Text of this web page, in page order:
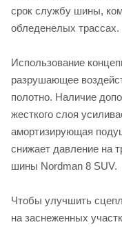
срок службу шины,
обледенелых трассах.
Использование
разрушающее
полотно. Наличие
жесткого слоя
амортизирующая
снижает давление на
шины Nordman 8 SUV.
Чтобы улучшить
на заснеженных